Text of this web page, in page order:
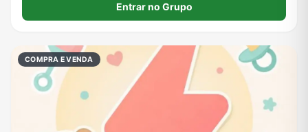
Entrar no Grupo
COMPRA E VENDA